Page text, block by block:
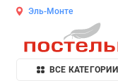
Эль-Монте
ВСЕ КАТЕГОРИИ